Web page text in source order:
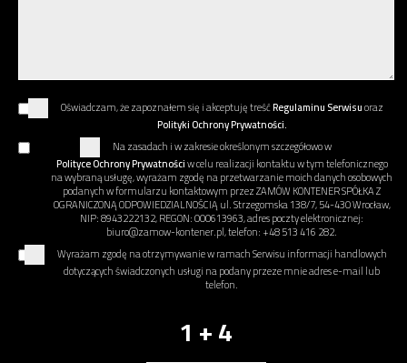
Oświadczam, że zapoznałem się i akceptuję treśćRegulaminu Serwisuoraz
Polityki Ochrony Prywatności.
Na zasadach i w zakresie określonym szczegółowo w
Polityce Ochrony Prywatnościw celu realizacji kontaktu w tym telefonicznego
na wybraną usługę, wyrażam zgodę na przetwarzanie moich danych osobowych
podanych w formularzu kontaktowym przez ZAMÓW KONTENER SPÓŁKA Z
OGRANICZONĄ ODPOWIEDZIALNOŚCIĄ ul. Strzegomska 138/7, 54-430 Wrocław,
NIP: 8943222132, REGON: 000613963, adres poczty elektronicznej:
biuro@zamow-kontener.pl, telefon: +48 513 416 282.
Wyrażam zgodę na otrzymywanie w ramach Serwisu informacji handlowych
dotyczących świadczonych usługi na podany przeze mnie adres e-mail lub
telefon.
1 + 4